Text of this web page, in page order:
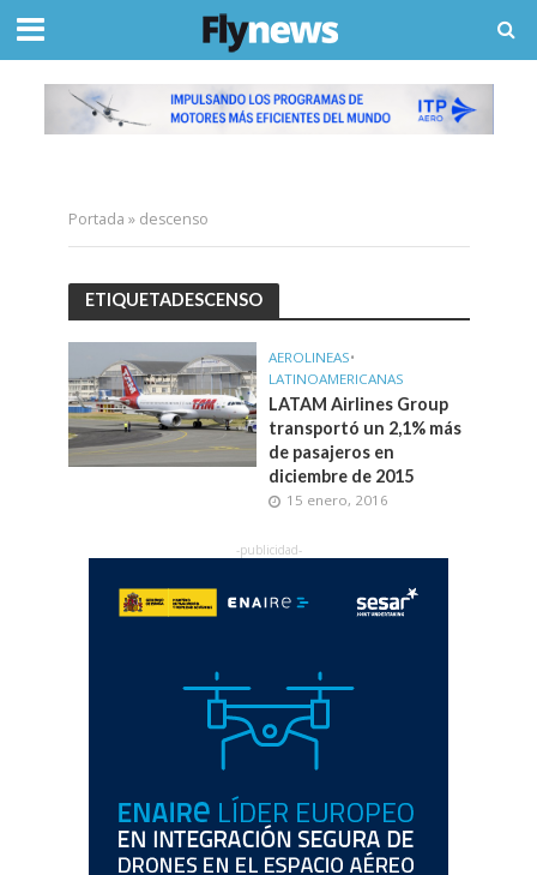
Portada » descenso
ETIQUETADESCENSO
AEROLINEAS•
LATINOAMERICANAS
LATAM Airlines Group
transportó un 2,1% más
de pasajeros en
diciembre de 2015
15 enero, 2016